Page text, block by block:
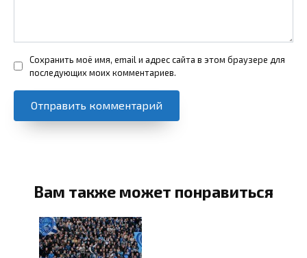
Сохранить моё имя, email и адрес сайта в этом браузере для
последующих моих комментариев.
Вам также может понравиться